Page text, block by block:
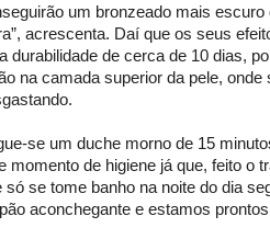
um bronzeado mais escuro
acrescenta. Daí que os seus
durabilidade de cerca de 10 dias,
na camada superior da pele, onde
se um duche morno de 15
momento de higiene já que, feito o
só se tome banho na noite do dia
aconchegante e estamos